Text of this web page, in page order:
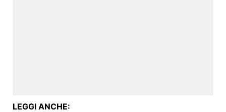
LEGGI ANCHE: